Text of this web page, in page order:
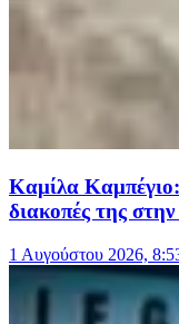
Καμίλα
διακοπές της
1 Αυγούστου 2026,